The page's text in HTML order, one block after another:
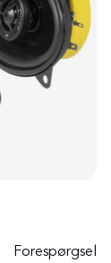
Forespørgsel